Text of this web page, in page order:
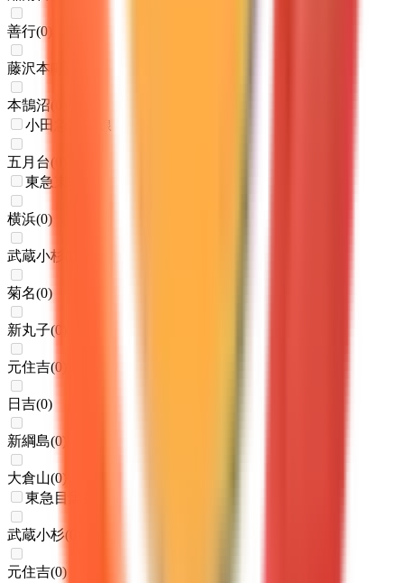
善行(0
藤沢本町
本鵠沼
小田急多摩線
五月台(
東急東横線
横浜(0)
武蔵小杉
菊名(0)
新丸子(0
元住吉(0
日吉(0)
新綱島(0
大倉山(0)
東急目黒線
武蔵小杉(
元住吉(0)